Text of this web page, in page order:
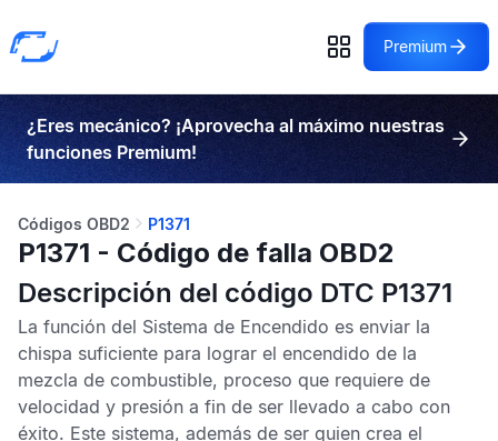
Premium
¿Eres mecánico? ¡Aprovecha al máximo nuestras
funciones Premium!
Códigos OBD2 P1371
P1371 - Código de falla OBD2
Descripción del código DTC P1371
La función del Sistema de Encendido es enviar la
chispa suficiente para lograr el encendido de la
mezcla de combustible, proceso que requiere de
velocidad y presión a fin de ser llevado a cabo con
éxito. Este sistema, además de ser quien crea el